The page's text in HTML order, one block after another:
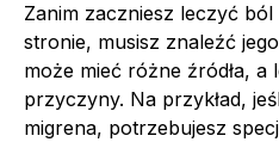
Zanim zaczniesz leczyć ból
stronie, musisz znaleźć
może mieć różne źródła, a
przyczyny. Na przykład,
migrena, potrzebujesz